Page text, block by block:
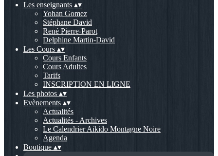
Les enseignants ▴▾
Yohan Gomez
Stéphane David
René Pierre-Parot
Delphine Martin-David
Les Cours ▴▾
Cours Enfants
Cours Adultes
Tarifs
INSCRIPTION EN LIGNE
Les photos ▴▾
Evènements ▴▾
Actualités
Actualités - Archives
Le Calendrier Aikido Montagne Noire
Agenda
Boutique ▴▾